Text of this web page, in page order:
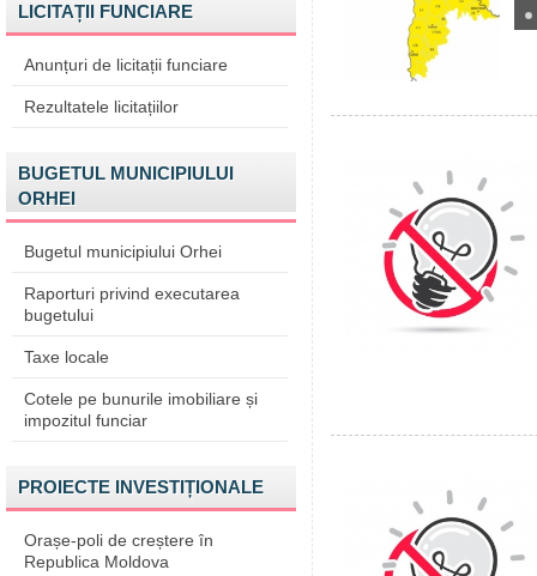
LICITAȚII FUNCIARE
Anunțuri de licitații funciare
Rezultatele licitațiilor
BUGETUL MUNICIPIULUI
ORHEI
Bugetul municipiului Orhei
Raporturi privind executarea
bugetului
Taxe locale
Cotele pe bunurile imobiliare și
impozitul funciar
PROIECTE INVESTIȚIONALE
Orașe-poli de creștere în
Republica Moldova